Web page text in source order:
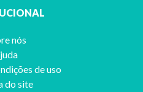
nós
de uso
do site